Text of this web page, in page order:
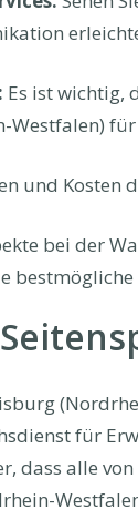
Es ist wichtig,
und Kosten
bei der
für
dass alle